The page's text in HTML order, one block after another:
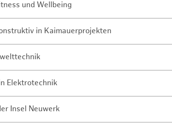
und Wellbeing
in Kaimauerprojekten
Elektrotechnik
Insel Neuwerk